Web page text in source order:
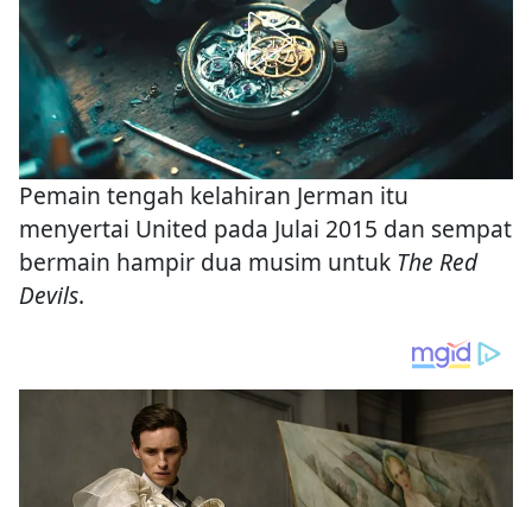
Pemain tengah kelahiran Jerman itu
menyertai United pada Julai 2015 dan sempat
bermain hampir dua musim untuk The Red
Devils.